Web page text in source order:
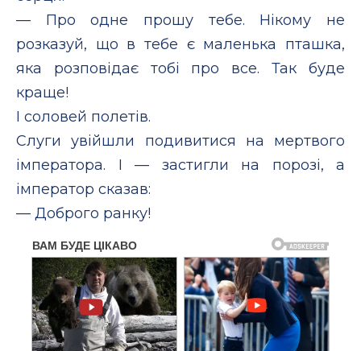
— Про одне прошу тебе. Нікому не
розказуй, що в тебе є маленька пташка,
яка розповідає тобі про все. Так буде
краще!
І соловей полетів.
Слуги увійшли подивитися на мертвого
імператора. І — застигли на порозі, а
імператор сказав:
— Доброго ранку!